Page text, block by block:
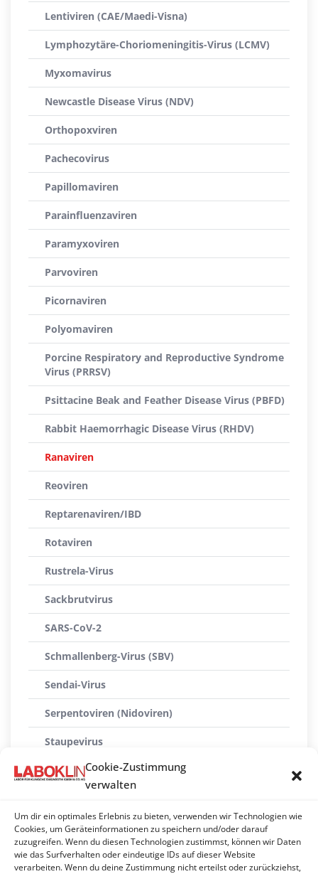
Cookie-Zustimmung
verwalten
Um dir ein optimales Erlebnis zu bieten, verwenden wir Technologien wie
Cookies, um Geräteinformationen zu speichern und/oder darauf
zuzugreifen. Wenn du diesen Technologien zustimmst, können wir Daten
wie das Surfverhalten oder eindeutige IDs auf dieser Website
verarbeiten. Wenn du deine Zustimmung nicht erteilst oder zurückziehst,
Lentiviren (CAE/Maedi-Visna)
Lymphozytäre-Choriomeningitis-Virus (LCMV)
Myxomavirus
Newcastle Disease Virus (NDV)
Orthopoxviren
Pachecovirus
Papillomaviren
Parainfluenzaviren
Paramyxoviren
Parvoviren
Picornaviren
Polyomaviren
Porcine Respiratory and Reproductive Syndrome
Virus (PRRSV)
Psittacine Beak and Feather Disease Virus (PBFD)
Rabbit Haemorrhagic Disease Virus (RHDV)
Ranaviren
Reoviren
Reptarenaviren/IBD
Rotaviren
Rustrela-Virus
Sackbrutvirus
SARS-CoV-2
Schmallenberg-Virus (SBV)
Sendai-Virus
Serpentoviren (Nidoviren)
Staupevirus
Sunshinevirus
Usutuvirus
West Nile Virus